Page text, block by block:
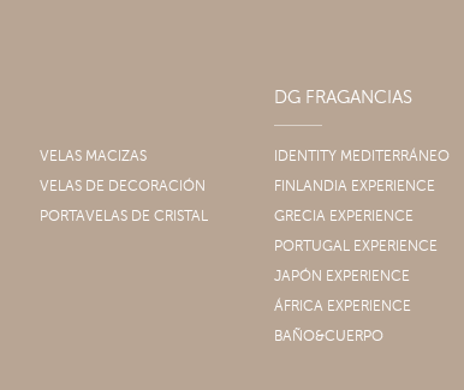
VELAS MACIZAS
VELAS DE DECORACIÓN
PORTAVELAS DE CRISTAL
DG FRAGANCIAS
IDENTITY MEDITERRÁNEO
FINLANDIA EXPERIENCE
GRECIA EXPERIENCE
PORTUGAL EXPERIENCE
JAPÓN EXPERIENCE
ÁFRICA EXPERIENCE
BAÑO&CUERPO